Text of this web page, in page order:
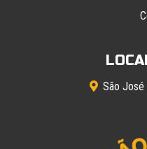
São